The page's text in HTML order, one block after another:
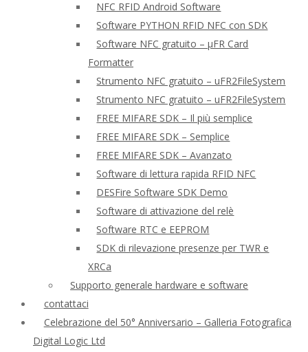
NFC RFID Android Software
Software PYTHON RFID NFC con SDK
Software NFC gratuito – μFR Card
Formatter
Strumento NFC gratuito – uFR2FileSystem
Strumento NFC gratuito – uFR2FileSystem
FREE MIFARE SDK – Il più semplice
FREE MIFARE SDK – Semplice
FREE MIFARE SDK – Avanzato
Software di lettura rapida RFID NFC
DESFire Software SDK Demo
Software di attivazione del relè
Software RTC e EEPROM
SDK di rilevazione presenze per TWR e
XRCa
Supporto generale hardware e software
contattaci
Celebrazione del 50° Anniversario – Galleria Fotografica
Digital Logic Ltd